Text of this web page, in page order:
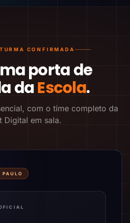
CONFIRMADA
porta de
daEscola.
com o time completo da
Digital em sala.
PAULO